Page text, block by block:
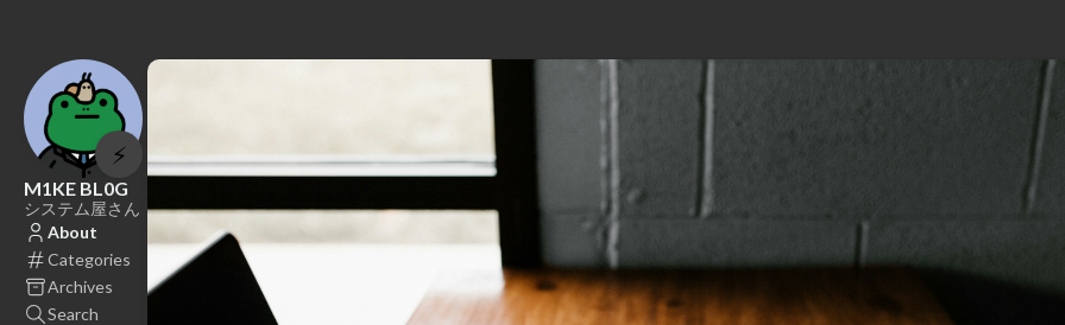
⚡
M1KE BL0G
システム屋さん
About
Categories
Archives
Search